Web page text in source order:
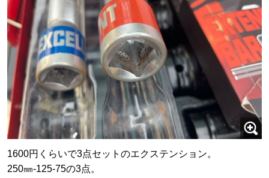
1600円くらいで3点セットのエクステンション。
250㎜-125-75の3点。